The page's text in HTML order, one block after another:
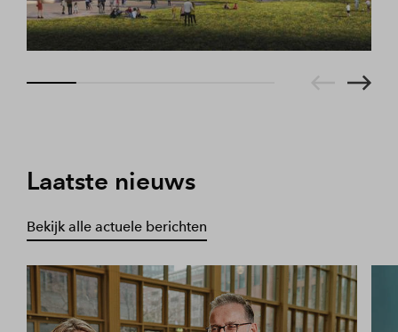
Laatste nieuws
Bekijk alle actuele berichten